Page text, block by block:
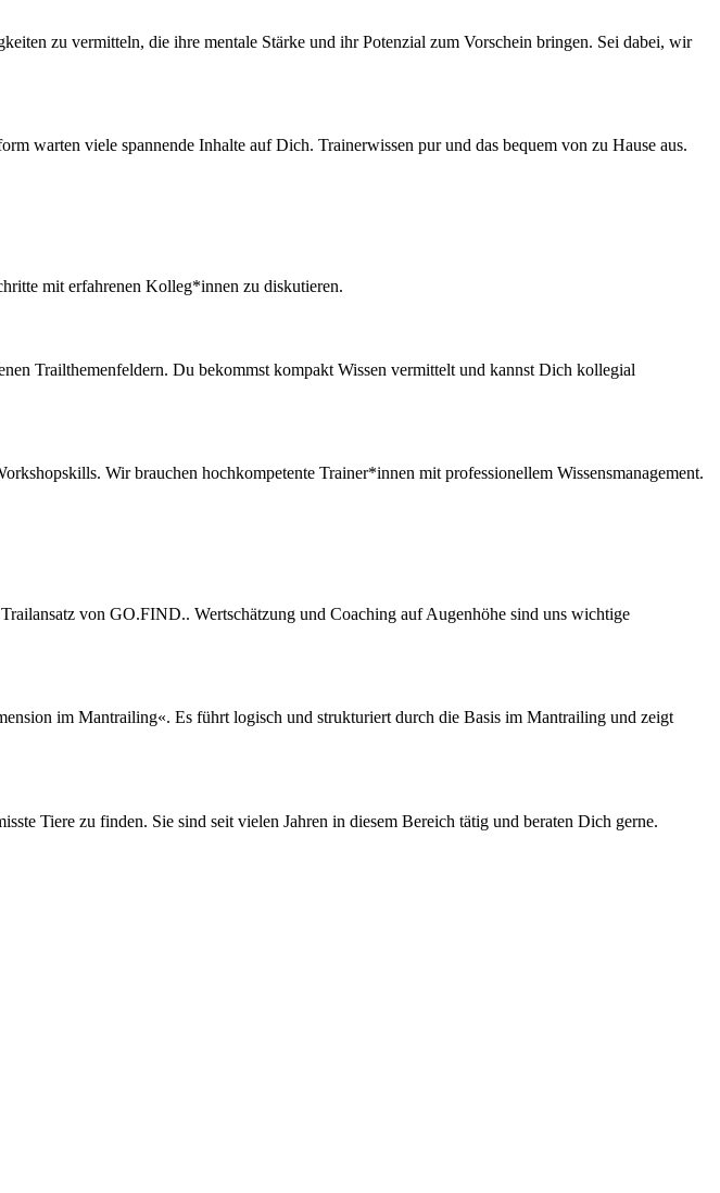
zu vermitteln, die ihre mentale Stärke und ihr Potenzial zum Vorschein bringen. Sei dabei, wir
warten viele spannende Inhalte auf Dich. Trainerwissen pur und das bequem von zu Hause aus.
mit erfahrenen Kolleg*innen zu diskutieren.
Trailthemenfeldern. Du bekommst kompakt Wissen vermittelt und kannst Dich kollegial
Wir brauchen hochkompetente Trainer*innen mit professionellem Wissensmanagement.
von GO.FIND.. Wertschätzung und Coaching auf Augenhöhe sind uns wichtige
im Mantrailing«. Es führt logisch und strukturiert durch die Basis im Mantrailing und zeigt
Tiere zu finden. Sie sind seit vielen Jahren in diesem Bereich tätig und beraten Dich gerne.